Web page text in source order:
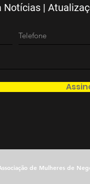
Notícias |
de Mulheres de